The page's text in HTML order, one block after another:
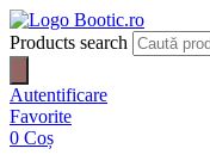
Products search
Autentificare
Favorite
0 Coș